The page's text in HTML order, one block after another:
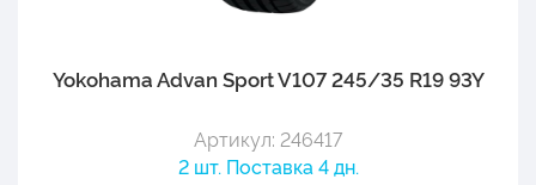
Yokohama Advan Sport V107 245/35 R19 93Y
Артикул: 246417
2 шт. Поставка 4 дн.